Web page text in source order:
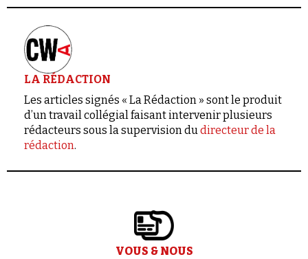
LA RÉDACTION
Les articles signés « La Rédaction » sont le produit
d’un travail collégial faisant intervenir plusieurs
rédacteurs sous la supervision dudirecteur de la
rédaction.
VOUS & NOUS